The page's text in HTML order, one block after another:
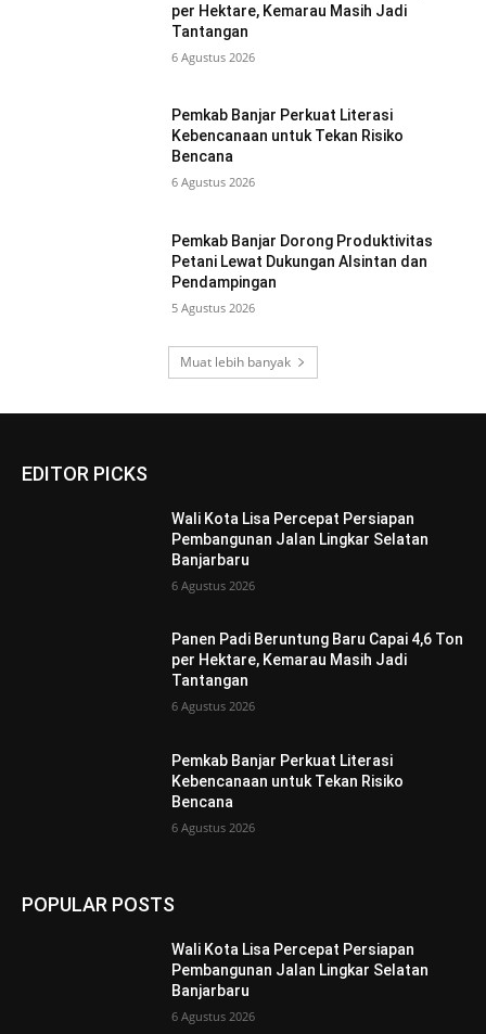
per Hektare, Kemarau Masih Jadi
Tantangan
6 Agustus 2026
Pemkab Banjar Perkuat Literasi
Kebencanaan untuk Tekan Risiko
Bencana
6 Agustus 2026
Pemkab Banjar Dorong Produktivitas
Petani Lewat Dukungan Alsintan dan
Pendampingan
5 Agustus 2026
Muat lebih banyak
EDITOR PICKS
Wali Kota Lisa Percepat Persiapan
Pembangunan Jalan Lingkar Selatan
Banjarbaru
6 Agustus 2026
Panen Padi Beruntung Baru Capai 4,6 Ton
per Hektare, Kemarau Masih Jadi
Tantangan
6 Agustus 2026
Pemkab Banjar Perkuat Literasi
Kebencanaan untuk Tekan Risiko
Bencana
6 Agustus 2026
POPULAR POSTS
Wali Kota Lisa Percepat Persiapan
Pembangunan Jalan Lingkar Selatan
Banjarbaru
6 Agustus 2026